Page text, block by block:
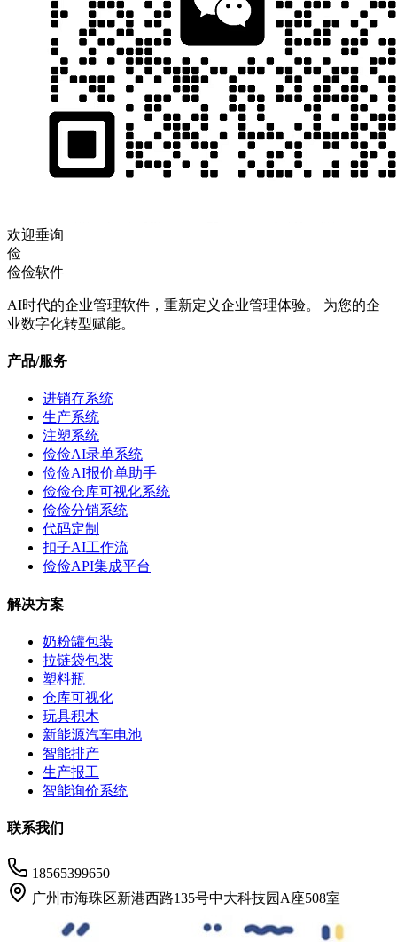
欢迎垂询
俭
俭俭软件
AI时代的企业管理软件，重新定义企业管理体验。 为您的企
业数字化转型赋能。
产品/服务
进销存系统
生产系统
注塑系统
俭俭AI录单系统
俭俭AI报价单助手
俭俭仓库可视化系统
俭俭分销系统
代码定制
扣子AI工作流
俭俭API集成平台
解决方案
奶粉罐包装
拉链袋包装
塑料瓶
仓库可视化
玩具积木
新能源汽车电池
智能排产
生产报工
智能询价系统
联系我们
18565399650
广州市海珠区新港西路135号中大科技园A座508室